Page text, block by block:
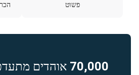
פשוט
70,000 אוהדים